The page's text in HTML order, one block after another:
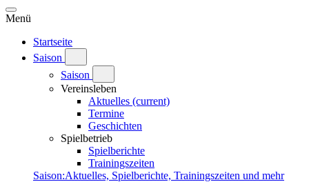
Menü
Startseite
Saison
Saison
Vereinsleben
Aktuelles (current)
Termine
Geschichten
Spielbetrieb
Spielberichte
Trainingszeiten
Saison:Aktuelles, Spielberichte, Trainingszeiten und mehr